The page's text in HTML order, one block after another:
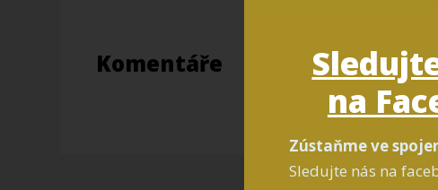
Komentáře
na
Zústaňme ve
Sledujte nás na